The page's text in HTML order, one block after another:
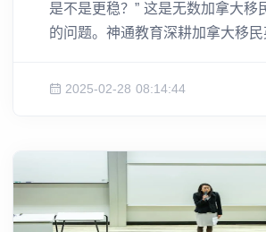
是不是更稳？” 这是无数加拿大移
的问题。神通教育深耕加拿大移
考试——原来，你所在的省份，早
2025-02-28 08:14:44